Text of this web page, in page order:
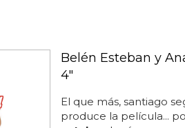
Belén Esteban y
4"
El que más, santiago
produce la película...